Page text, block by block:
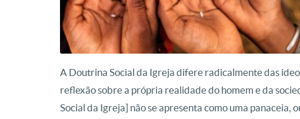
A Doutrina Social da Igreja difere radicalmente das
reflexão sobre a própria realidade do homem e da
Social da Igreja] não se apresenta como uma panaceia,